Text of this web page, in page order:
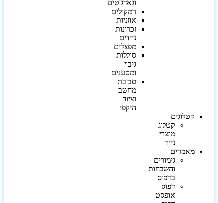
וגאדג'טים
רמקולים
אוזניות
זכרונות
ניידים
מפצלים
סוללות
גיבוי
ומטענים
סביבת
מחשב
וציוד
היקפי
קטלוגים
קטלוג
מוצרי
נייר
מאמרים
גימורים
והשבחות
בדפוס
דפוס
אופסט